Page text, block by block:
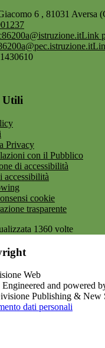
6 , 81031 Aversa
Link
Utili
Privacy
con il Pubblico
di accessibilità
accessibilità
cookie
trasparente
1360 volte
and powered
Publishing & New
dati personali